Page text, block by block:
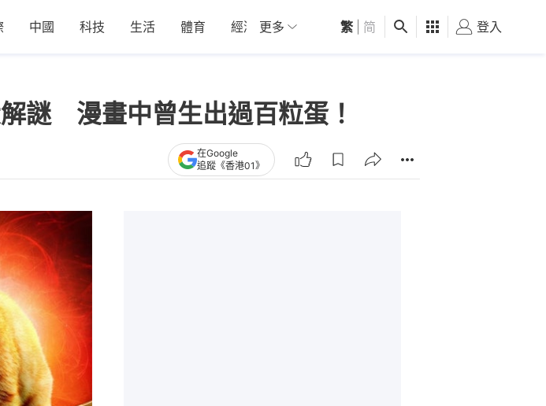
中國 科技 生活 體育 經濟 01深圳 觀點 健康 好食玩飛
更多 繁 简 登入
謎 漫畫中曾生出過百粒蛋！
在Google
追蹤《香港01》